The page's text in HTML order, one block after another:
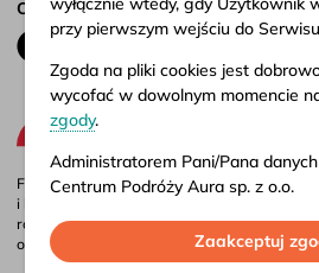
Obserwuj nas
Firma Aura jest administratorem portalu
i kupić bilety autokarowe krajowe i
również dostępne w naszych biurach
otwarcia znajdziesz w
punktach sprzedaży.
przy pierwszym wejściu do
Zgoda na pliki cookies jest
wycofać w dowolnym momencie
zgody.
Administratorem Pani/Pana
Centrum Podróży Aura sp. z o.o.
Więcej informacji o przetwarzaniu
oraz korzystaniu przez Serwis z
Zaakceptuj